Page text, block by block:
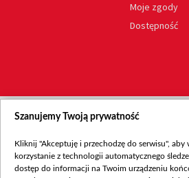
Moje zgody
Dostępność
Szanujemy Twoją prywatność
Kliknij "Akceptuję i przechodzę do serwisu", aby
korzystanie z technologii automatycznego
dostęp do informacji na Twoim urządzeniu